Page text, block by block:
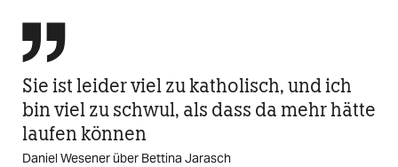

Sie ist leider viel zu katholisch, und ich
bin viel zu schwul, als dass da mehr hätte
laufen können
Daniel Wesener über Bettina Jarasch